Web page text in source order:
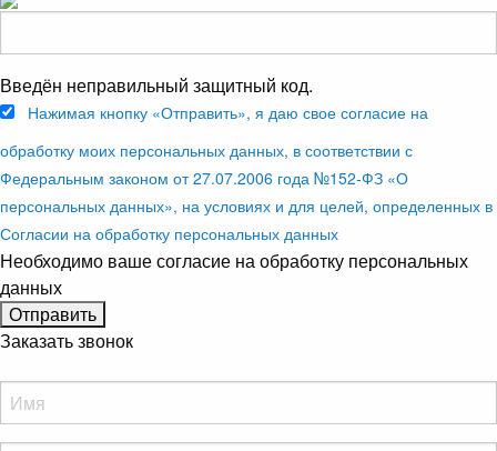
Введён неправильный защитный код.
Нажимая кнопку «Отправить», я даю свое согласие на
обработку моих персональных данных, в соответствии с
Федеральным законом от 27.07.2006 года №152-ФЗ «О
персональных данных», на условиях и для целей, определенных в
Согласии на обработку персональных данных
Необходимо ваше согласие на обработку персональных
данных
Заказать звонок